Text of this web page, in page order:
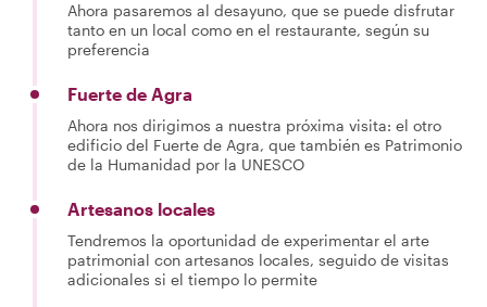
Ahora pasaremos al desayuno, que se puede disfrutar
tanto en un local como en el restaurante, según su
preferencia
Fuerte de Agra
Ahora nos dirigimos a nuestra próxima visita: el otro
edificio del Fuerte de Agra, que también es Patrimonio
de la Humanidad por la UNESCO
Artesanos locales
Tendremos la oportunidad de experimentar el arte
patrimonial con artesanos locales, seguido de visitas
adicionales si el tiempo lo permite